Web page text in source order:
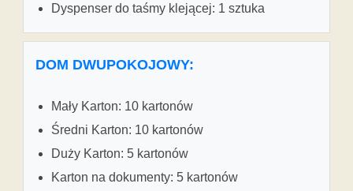
Dyspenser do taśmy klejącej: 1 sztuka
DOM DWUPOKOJOWY:
Mały Karton: 10 kartonów
Średni Karton: 10 kartonów
Duży Karton: 5 kartonów
Karton na dokumenty: 5 kartonów